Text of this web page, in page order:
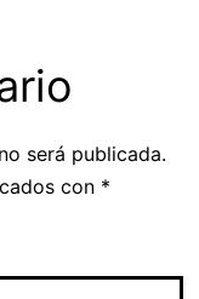
será publicada.
con *